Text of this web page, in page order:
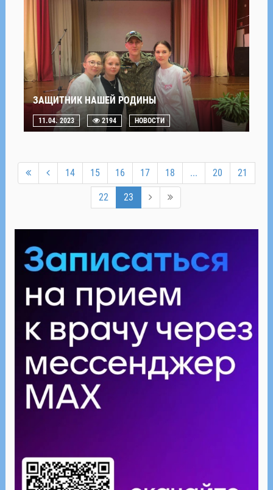
ЗАЩИТНИК НАШЕЙ РОДИНЫ
11.04. 2023 2194 НОВОСТИ
14 15 16 17 18 ... 20 21
22 23